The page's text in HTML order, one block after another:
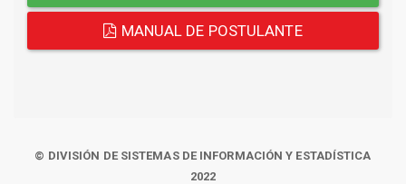
MANUAL DE POSTULANTE
© DIVISIÓN DE SISTEMAS DE INFORMACIÓN Y ESTADÍSTICA
2022